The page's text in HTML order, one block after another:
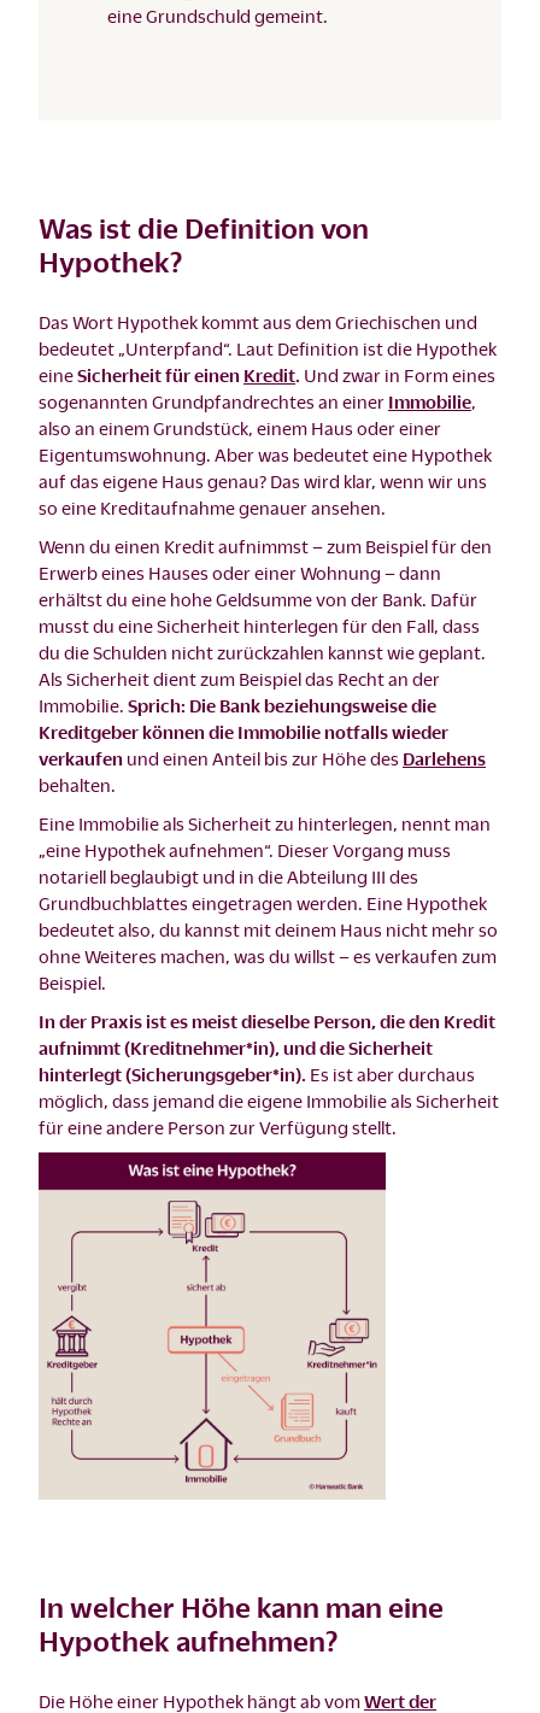
eine Grundschuld gemeint.
Was ist die Definition von
Hypothek?
Das Wort Hypothek kommt aus dem Griechischen und
bedeutet „Unterpfand“. Laut Definition ist die Hypothek
eineSicherheit für einen Kredit Und zwar in Form eines
sogenannten Grundpfandrechtes an einer Immobilie
also an einem Grundstück, einem Haus oder einer
Eigentumswohnung. Aber was bedeutet eine Hypothek
auf das eigene Haus genau? Das wird klar, wenn wir uns
so eine Kreditaufnahme genauer ansehen.
Wenn du einen Kredit aufnimmst – zum Beispiel für den
Erwerb eines Hauses oder einer Wohnung – dann
erhältst du eine hohe Geldsumme von der Bank. Dafür
musst du eine Sicherheit hinterlegen für den Fall, dass
du die Schulden nicht zurückzahlen kannst wie geplant.
Als Sicherheit dient zum Beispiel das Recht an der
Immobilie. Sprich: Die Bank beziehungsweise die
Kreditgeber können die Immobilie notfalls wieder
verkaufen und einen Anteil bis zur Höhe des Darlehens
behalten.
Eine Immobilie als Sicherheit zu hinterlegen, nennt man
„eine Hypothek aufnehmen“. Dieser Vorgang muss
notariell beglaubigt und in die Abteilung III des
Grundbuchblattes eingetragen werden. Eine Hypothek
bedeutet also, du kannst mit deinem Haus nicht mehr so
ohne Weiteres machen, was du willst – es verkaufen zum
Beispiel.
In der Praxis ist es meist dieselbe Person, die den Kredit
aufnimmt (Kreditnehmer*in), und die Sicherheit
hinterlegt (Sicherungsgeber*in). Es ist aber durchaus
möglich, dass jemand die eigene Immobilie als Sicherheit
für eine andere Person zur Verfügung stellt.
In welcher Höhe kann man eine
Hypothek aufnehmen?
Die Höhe einer Hypothek hängt ab vomWert der